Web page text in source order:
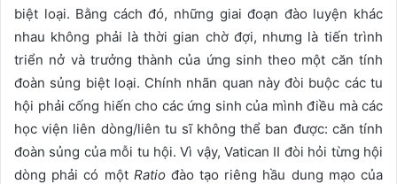
biệt loại. Bằng cách đó, những giai đoạn đào luyện khác
nhau không phải là thời gian chờ đợi, nhưng là tiến trình
triển nở và trưởng thành của ứng sinh theo một căn tính
đoàn sủng biệt loại. Chính nhãn quan này đòi buộc các tu
hội phải cống hiến cho các ứng sinh của mình điều mà các
học viện liên dòng/liên tu sĩ không thể ban được: căn tính
đoàn sủng của mỗi tu hội. Vì vậy, Vatican II đòi hỏi từng hội
dòng phải có một Ratiođào tạo riêng hầu dung mạo của